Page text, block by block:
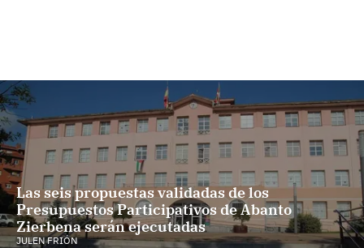
Las seis propuestas validadas de los
Presupuestos Participativos de Abanto
Zierbena serán ejecutadas
JULEN FRIÓN